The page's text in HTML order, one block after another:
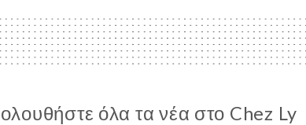
όλα τα νέα στο Chez Ly